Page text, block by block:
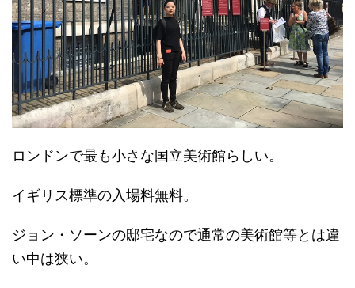
ロンドンで最も小さな国立美術館らしい。
イギリス標準の入場料無料。
ジョン・ソーンの邸宅なので通常の美術館等とは違
い中は狭い。